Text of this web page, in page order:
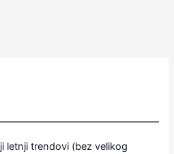
letnji trendovi (bez velikog